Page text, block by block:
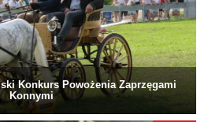
Konkurs Powożenia Zaprzęgami
Konnymi